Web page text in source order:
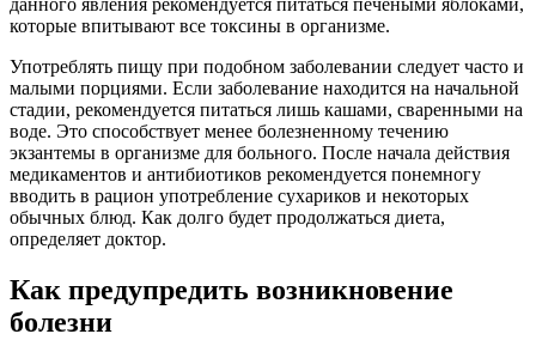
данного явления рекомендуется питаться печеными яблоками,
которые впитывают все токсины в организме.
Употреблять пищу при подобном заболевании следует часто и
малыми порциями. Если заболевание находится на начальной
стадии, рекомендуется питаться лишь кашами, сваренными на
воде. Это способствует менее болезненному течению
экзантемы в организме для больного. После начала действия
медикаментов и антибиотиков рекомендуется понемногу
вводить в рацион употребление сухариков и некоторых
обычных блюд. Как долго будет продолжаться диета,
определяет доктор.
Как предупредить возникновение
болезни